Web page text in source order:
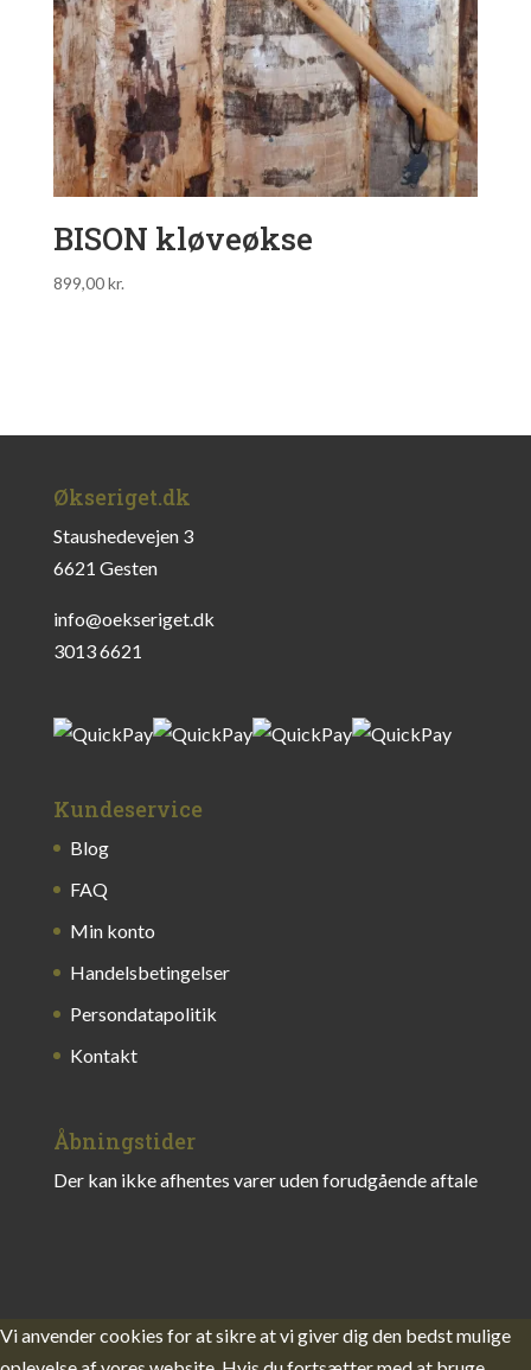
BISON kløveøkse
899,00kr.
Økseriget.dk
Staushedevejen 3
6621 Gesten
info@oekseriget.dk
3013 6621
Kundeservice
Blog
FAQ
Min konto
Handelsbetingelser
Persondatapolitik
Kontakt
Åbningstider
Der kan ikke afhentes varer uden forudgående aftale
Vi anvender cookies for at sikre at vi giver dig den bedst mulige